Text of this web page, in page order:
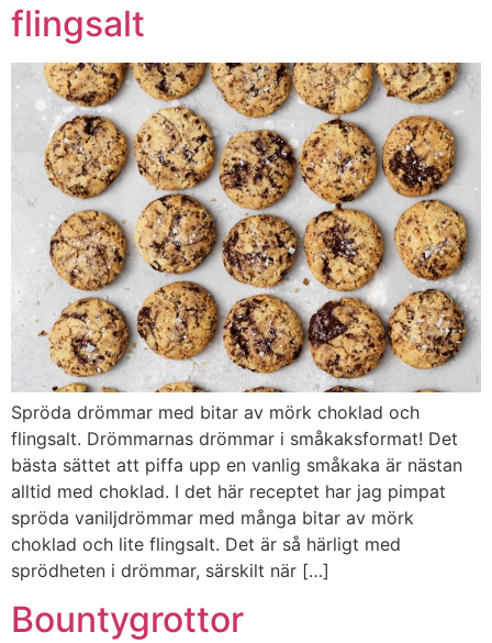
flingsalt
Spröda drömmar med bitar av mörk choklad och
flingsalt. Drömmarnas drömmar i småkaksformat! Det
bästa sättet att piffa upp en vanlig småkaka är nästan
alltid med choklad. I det här receptet har jag pimpat
spröda vaniljdrömmar med många bitar av mörk
choklad och lite flingsalt. Det är så härligt med
sprödheten i drömmar, särskilt när […]
Bountygrottor